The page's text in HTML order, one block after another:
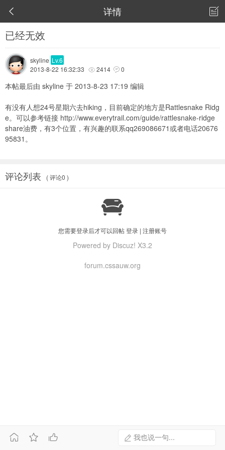
 详情 
已经无效
skyline Lv.6
2013-8-22 16:32:33
 2414  0
本帖最后由 skyline 于 2013-8-23 17:19 编辑
有没有人想24号星期六去hiking，目前确定的地方是Rattlesnake Ridg
e。可以参考链接 http://www.everytrail.com/guide/rattlesnake-ridge
share油费，有3个位置，有兴趣的联系qq269086671或者电话20676
95831。
评论列表 ( 评论0 )

您需要登录后才可以回帖登录 | 注册账号
我也说一句...
  
Powered by Discuz! X3.2
forum.cssauw.org